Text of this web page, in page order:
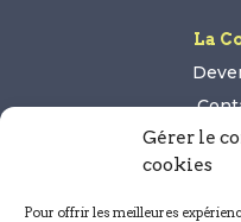
Gérer le
cookies
Pour offrir les meilleures
La